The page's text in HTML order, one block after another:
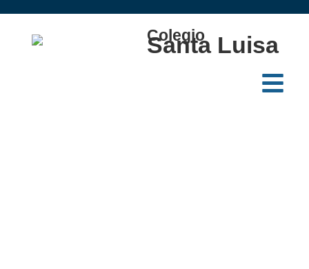
Colegio
Santa Luisa